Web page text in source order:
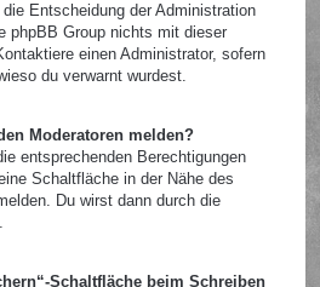
Entscheidung der Administration
phpBB Group nichts mit dieser
einen Administrator, sofern
du verwarnt wurdest.
Moderatoren melden?
entsprechenden Berechtigungen
Schaltfläche in der Nähe des
Du wirst dann durch die
Schaltfläche beim Schreiben